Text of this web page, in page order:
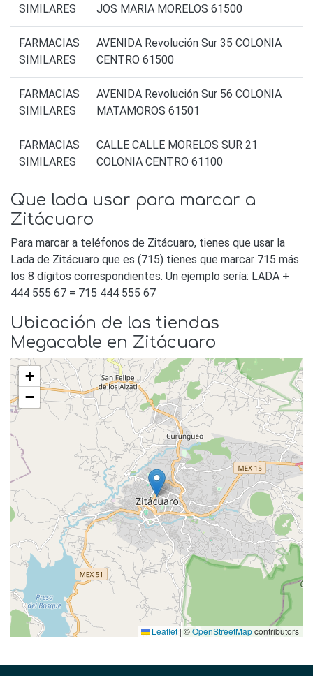
SIMILARES
JOS MARIA MORELOS 61500
FARMACIAS
SIMILARES
AVENIDA Revolución Sur 35 COLONIA
CENTRO 61500
FARMACIAS
SIMILARES
AVENIDA Revolución Sur 56 COLONIA
MATAMOROS 61501
FARMACIAS
SIMILARES
CALLE CALLE MORELOS SUR 21
COLONIA CENTRO 61100
Que lada usar para marcar a
Zitácuaro
Para marcar a teléfonos de Zitácuaro, tienes que usar la
Lada de Zitácuaro que es (715) tienes que marcar 715 más
los 8 dígitos correspondientes. Un ejemplo sería: LADA +
444 555 67 = 715 444 555 67
Ubicación de las tiendas
Megacable en Zitácuaro
+
−
Leaflet | ©OpenStreetMapcontributors